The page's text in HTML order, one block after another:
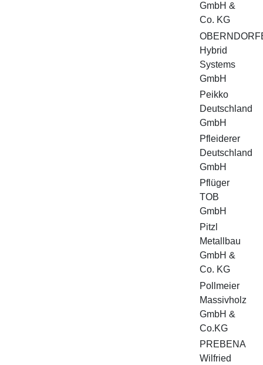
GmbH &
Co. KG
Hybrid
Systems
GmbH
Peikko
Deutschland
GmbH
Pfleiderer
Deutschland
GmbH
Pflüger
TOB
GmbH
Pitzl
Metallbau
GmbH &
Co. KG
Pollmeier
Massivholz
GmbH &
Co.KG
PREBENA
Wilfried